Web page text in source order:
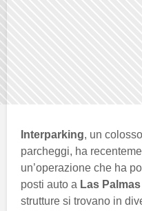
Interparking, un
parcheggi, ha
un’operazione che ha
posti auto a Las
strutture si trovano in